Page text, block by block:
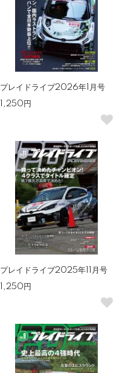
プレイドライブ2026年1月号
1,250円
プレイドライブ2025年11月号
1,250円